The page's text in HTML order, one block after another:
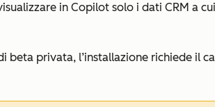
in Copilot solo i dati CRM a
beta privata, l’installazione richiede il